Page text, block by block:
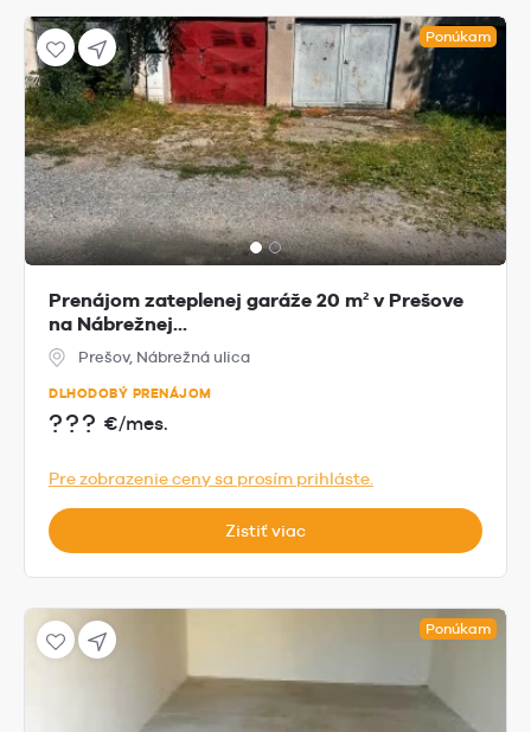
Ponúkam
Prenájom zateplenej garáže 20 m² v Prešove
na Nábrežnej...
Prešov, Nábrežná ulica
DLHODOBÝ PRENÁJOM
??? €/mes.
Pre zobrazenie ceny sa prosím prihláste.
Zistiť viac
Ponúkam